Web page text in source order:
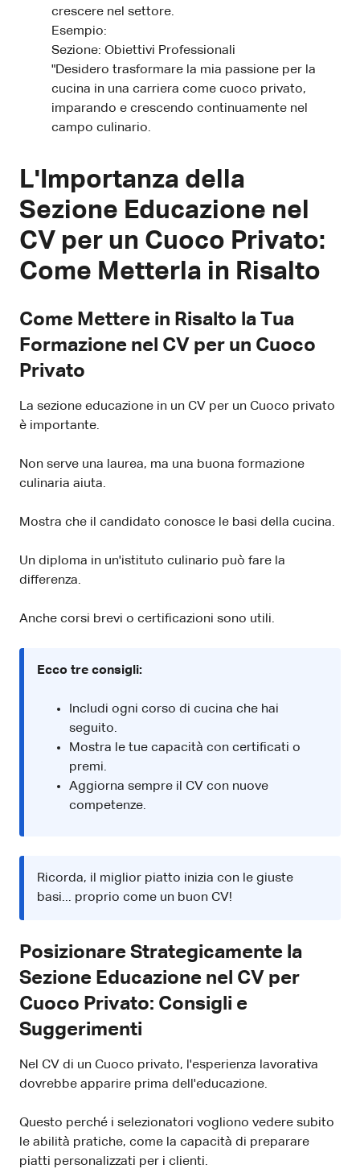
crescere nel settore.
Esempio:
Sezione: Obiettivi Professionali
"Desidero trasformare la mia passione per la
cucina in una carriera come cuoco privato,
imparando e crescendo continuamente nel
campo culinario.
L'Importanza della
Sezione Educazione nel
CV per un Cuoco Privato:
Come Metterla in Risalto
Come Mettere in Risalto la Tua
Formazione nel CV per un Cuoco
Privato
La sezione educazione in un CV per un Cuoco privato
è importante.
Non serve una laurea, ma una buona formazione
culinaria aiuta.
Mostra che il candidato conosce le basi della cucina.
Un diploma in un'istituto culinario può fare la
differenza.
Anche corsi brevi o certificazioni sono utili.
Ecco tre consigli:
Includi ogni corso di cucina che hai
seguito.
Mostra le tue capacità con certificati o
premi.
Aggiorna sempre il CV con nuove
competenze.
Ricorda, il miglior piatto inizia con le giuste
basi... proprio come un buon CV!
Posizionare Strategicamente la
Sezione Educazione nel CV per
Cuoco Privato: Consigli e
Suggerimenti
Nel CV di un Cuoco privato, l'esperienza lavorativa
dovrebbe apparire prima dell'educazione.
Questo perché i selezionatori vogliono vedere subito
le abilità pratiche, come la capacità di preparare
piatti personalizzati per i clienti.